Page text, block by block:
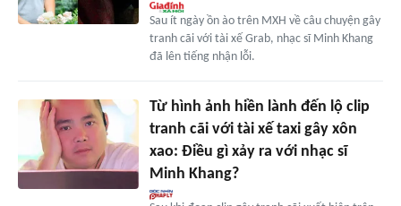
Sau ít ngày ồn ào trên MXH về câu chuyện gây
tranh cãi với tài xế Grab, nhạc sĩ Minh Khang
đã lên tiếng nhận lỗi.
Từ hình ảnh hiền lành đến lộ clip
tranh cãi với tài xế taxi gây xôn
xao: Điều gì xảy ra với nhạc sĩ
Minh Khang?